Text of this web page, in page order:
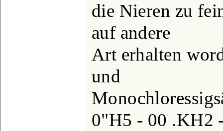
die Nieren zu
auf andere
Art erhalten
und
0"H5 - 00 .KH2